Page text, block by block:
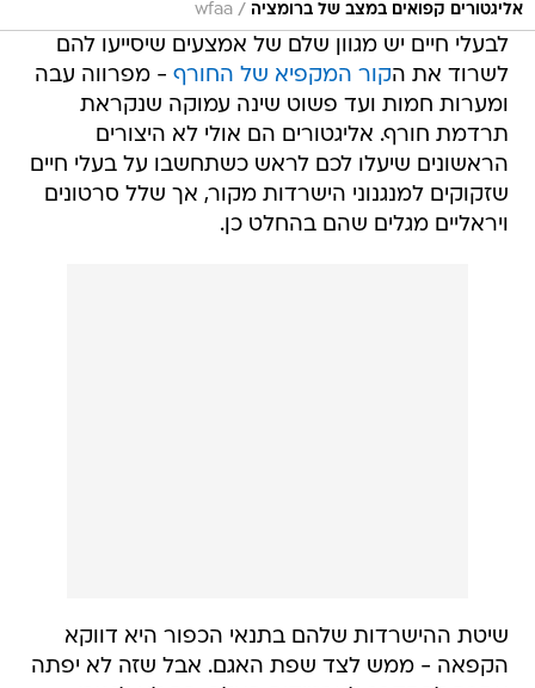
אליגטורים קפואים במצב של ברומציה /
wfaa
לבעלי חיים יש מגוון שלם של אמצעים שיסייעו להם
לשרוד את הקור המקפיא של החורף - מפרווה עבה
ומערות חמות ועד פשוט שינה עמוקה שנקראת
תרדמת חורף. אליגטורים הם אולי לא היצורים
הראשונים שיעלו לכם לראש כשתחשבו על בעלי חיים
שזקוקים למנגנוני הישרדות מקור, אך שלל סרטונים
ויראליים מגלים שהם בהחלט כן.
שיטת ההישרדות שלהם בתנאי הכפור היא דווקא
הקפאה - ממש לצד שפת האגם. אבל שזה לא יפתה